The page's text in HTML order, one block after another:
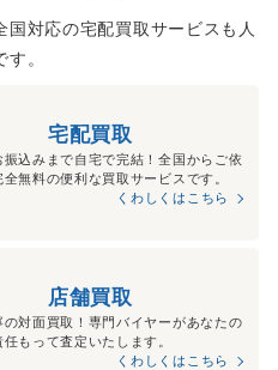
対応の宅配買取サービスも人
す。
宅配買取
込みまで自宅で完結！全国からご依
無料の便利な買取サービスです。
くわしくはこちら
店舗買取
の対面買取！専門バイヤーがあなたの
もって査定いたします。
くわしくはこちら